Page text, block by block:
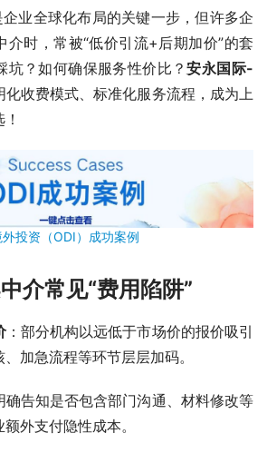
业全球化布局的关键一步，但许多企
介时，常被“低价引流+后期加价”的套
坑？如何确保服务性价比？安永国际-
化收费模式、标准化服务流程，成为上
外投资（ODI）成功案例
介常见“费用陷阱”
：部分机构以远低于市场价的报价吸引
加急流程等环节层层加码。
确告知是否包含部门沟通、材料修改等
外支付隐性成本。